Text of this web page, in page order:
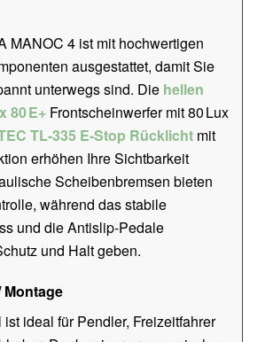
MANOC 4 ist mit hochwertigen
ausgestattet, damit Sie
unterwegs sind. Die hellen
80 E+Frontscheinwerfer mit 80 Lux
TL-335 E-Stop Rücklichtmit
erhöhen Ihre Sichtbarkeit
Scheibenbremsen bieten
während das stabile
und die Antislip-Pedale
und Halt geben.
ideal für Pendler, Freizeitfahrer